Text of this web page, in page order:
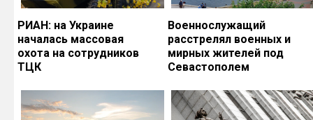
РИАН: на Украине
началась массовая
охота на сотрудников
ТЦК
Военнослужащий
расстрелял военных и
мирных жителей под
Севастополем